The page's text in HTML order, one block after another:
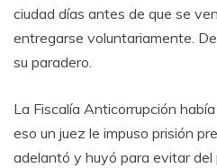
ciudad días antes de que se
entregarse voluntariamente.
su paradero.
La Fiscalía Anticorrupción
eso un juez le impuso prisión
adelantó y huyó para evitar del